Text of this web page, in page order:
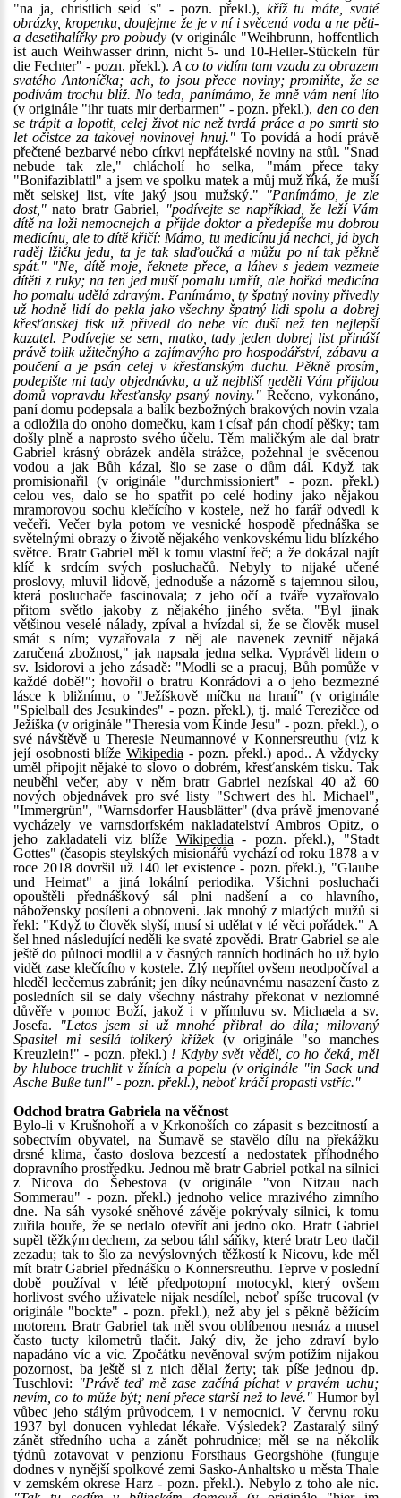
"na ja, christlich seid 's" - pozn. překl.), kříž tu máte, svaté
obrázky, kropenku, doufejme že je v ní i svěcená voda a ne pěti-
a desetihalířky pro pobudy (v originále "Weihbrunn, hoffentlich
ist auch Weihwasser drinn, nicht 5- und 10-Heller-Stückeln für
die Fechter" - pozn. překl.). A co to vidím tam vzadu za obrazem
svatého Antoníčka; ach, to jsou přece noviny; promiňte, že se
podívám trochu blíž. No teda, panímámo, že mně vám není líto
(v originále "ihr tuats mir derbarmen" - pozn. překl.), den co den
se trápit a lopotit, celej život nic než tvrdá práce a po smrti sto
let očistce za takovej novinovej hnuj." To povídá a hodí právě
přečtené bezbarvé nebo církvi nepřátelské noviny na stůl. "Snad
nebude tak zle," chlácholí ho selka, "mám přece taky
"Bonifaziblattl" a jsem ve spolku matek a můj muž říká, že muší
mět selskej list, víte jaký jsou mužský."
"Panímámo, je zle
dost,"nato bratr Gabriel, "podívejte se například, že leží Vám
dítě na loži nemocnejch a přijde doktor a předepíše mu dobrou
medicínu, ale to dítě křičí: Mámo, tu medicínu já nechci, já bych
raděj lžičku jedu, ta je tak slaďoučká a můžu po ní tak pěkně
spát." "Ne, dítě moje, řeknete přece, a láhev s jedem vezmete
dítěti z ruky; na ten jed muší pomalu umřít, ale hořká medicína
ho pomalu udělá zdravým. Panímámo, ty špatný noviny přivedly
už hodně lidí do pekla jako všechny špatný lidi spolu a dobrej
křesťanskej tisk už přivedl do nebe víc duší než ten nejlepší
kazatel. Podívejte se sem, matko, tady jeden dobrej list přináší
právě tolik užitečnýho a zajímavýho pro hospodářství, zábavu a
poučení a je psán celej v křesťanským duchu. Pěkně prosím,
podepište mi tady objednávku, a už nejbliší neděli Vám přijdou
domů vopravdu křesťansky psaný noviny." Řečeno, vykonáno,
paní domu podepsala a balík bezbožných brakových novin vzala
a odložila do onoho domečku, kam i císař pán chodí pěšky; tam
došly plně a naprosto svého účelu. Těm maličkým ale dal bratr
Gabriel krásný obrázek anděla strážce, požehnal je svěcenou
vodou a jak Bůh kázal, šlo se zase o dům dál. Když tak
promisionařil (v originále "durchmissioniert" - pozn. překl.)
celou ves, dalo se ho spatřit po celé hodiny jako nějakou
mramorovou sochu klečícího v kostele, než ho farář odvedl k
večeři. Večer byla potom ve vesnické hospodě přednáška se
světelnými obrazy o životě nějakého venkovskému lidu blízkého
světce. Bratr Gabriel měl k tomu vlastní řeč; a že dokázal najít
klíč k srdcím svých posluchačů. Nebyly to nijaké učené
proslovy, mluvil lidově, jednoduše a názorně s tajemnou silou,
která posluchače fascinovala; z jeho očí a tváře vyzařovalo
přitom světlo jakoby z nějakého jiného světa. "Byl jinak
většinou veselé nálady, zpíval a hvízdal si, že se člověk musel
smát s ním; vyzařovala z něj ale navenek zevnitř nějaká
zaručená zbožnost," jak napsala jedna selka. Vyprávěl lidem o
sv. Isidorovi a jeho zásadě: "Modli se a pracuj, Bůh pomůže v
každé době!"; hovořil o bratru Konrádovi a o jeho bezmezné
lásce k bližnímu, o "Ježíškově míčku na hraní" (v originále
"Spielball des Jesukindes" - pozn. překl.), tj. malé Terezičce od
Ježíška (v originále "Theresia vom Kinde Jesu" - pozn. překl.), o
své návštěvě u Theresie Neumannové v Konnersreuthu (viz k
její osobnosti blíže Wikipedia - pozn. překl.) apod.. A vždycky
uměl připojit nějaké to slovo o dobrém, křesťanském tisku. Tak
neuběhl večer, aby v něm bratr Gabriel nezískal 40 až 60
nových objednávek pro své listy "Schwert des hl. Michael",
"Immergrün", "Warnsdorfer Hausblätter" (dva právě jmenované
vycházely ve varnsdorfském nakladatelství Ambros Opitz, o
jeho zakladateli viz blíže Wikipedia - pozn. překl.), "Stadt
Gottes" (časopis steylských misionářů vychází od roku 1878 a v
roce 2018 dovršil už 140 let existence - pozn. překl.), "Glaube
und Heimat" a jiná lokální periodika. Všichni posluchači
opouštěli přednáškový sál plni nadšení a co hlavního,
nábožensky posíleni a obnoveni. Jak mnohý z mladých mužů si
řekl: "Když to člověk slyší, musí si udělat v té věci pořádek." A
šel hned následující neděli ke svaté zpovědi. Bratr Gabriel se ale
ještě do půlnoci modlil a v časných ranních hodinách ho už bylo
vidět zase klečícího v kostele. Zlý nepřítel ovšem neodpočíval a
hleděl lecčemus zabránit; jen díky neúnavnému nasazení často z
posledních sil se daly všechny nástrahy překonat v nezlomné
důvěře v pomoc Boží, jakož i v přímluvu sv. Michaela a sv.
Josefa.
"Letos jsem si už mnohé přibral do díla; milovaný
Spasitel mi sesílá tolikerý křížek(v originále "so manches
Kreuzlein!" - pozn. překl.) ! Kdyby svět věděl, co ho čeká, měl
by hluboce truchlit v žíních a popelu (v originále "in Sack und
Asche Buße tun!" - pozn. překl.), neboť kráčí propasti vstříc."
Odchod bratra Gabriela na věčnost
Bylo-li v Krušnohoří a v Krkonoších co zápasit s bezcitností a
sobectvím obyvatel, na Šumavě se stavělo dílu na překážku
drsné klima, často doslova bezcestí a nedostatek příhodného
dopravního prostředku. Jednou mě bratr Gabriel potkal na silnici
z Nicova do Šebestova (v originále "von Nitzau nach
Sommerau" - pozn. překl.) jednoho velice mrazivého zimního
dne. Na sáh vysoké sněhové závěje pokrývaly silnici, k tomu
zuřila bouře, že se nedalo otevřít ani jedno oko. Bratr Gabriel
supěl těžkým dechem, za sebou táhl sáňky, které bratr Leo tlačil
zezadu; tak to šlo za nevýslovných těžkostí k Nicovu, kde měl
mít bratr Gabriel přednášku o Konnersreuthu. Teprve v poslední
době používal v létě předpotopní motocykl, který ovšem
horlivost svého uživatele nijak nesdílel, neboť spíše trucoval (v
originále "bockte" - pozn. překl.), než aby jel s pěkně běžícím
motorem. Bratr Gabriel tak měl svou oblíbenou nesnáz a musel
často tucty kilometrů tlačit. Jaký div, že jeho zdraví bylo
napadáno víc a víc. Zpočátku nevěnoval svým potížím nijakou
pozornost, ba ještě si z nich dělal žerty; tak píše jednou dp.
Tuschlovi: "Právě teď mě zase začíná píchat v pravém uchu;
nevím, co to může být; není přece starší než to levé." Humor byl
vůbec jeho stálým průvodcem, i v nemocnici. V červnu roku
1937 byl donucen vyhledat lékaře. Výsledek? Zastaralý silný
zánět středního ucha a zánět pohrudnice; měl se na několik
týdnů zotavovat v penzionu Forsthaus Georgshöhe (funguje
dodnes v nynější spolkové zemi Sasko-Anhaltsko u města Thale
v zemském okrese Harz - pozn. překl.). Nebylo z toho ale nic.